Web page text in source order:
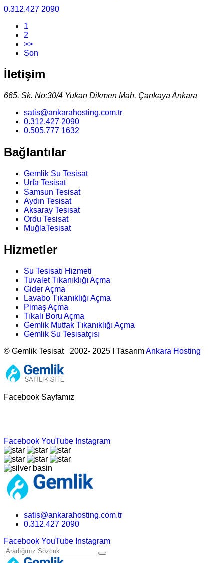
0.312.427 2090
1
2
>>
Son
İletişim
665. Sk. No:30/4 Yukarı Dikmen Mah. Çankaya Ankara
satis@ankarahosting.com.tr
0.312.427 2090
0.505.777 1632
Bağlantılar
Gemlik Su Tesisat
Urfa Tesisat
Samsun Tesisat
Aydın Tesisat
Aksaray Tesisat
Ordu Tesisat
MuğlaTesisat
Hizmetler
Su Tesisatı Hizmeti
Tuvalet Tıkanıklığı Açma
Gider Açma
Lavabo Tıkanıklığı Açma
Pimaş Açma
Tıkalı Boru Açma
Gemlik Mutfak Tıkanıklığı Açma
Gemlik Su Tesisatçısı
© Gemlik Tesisat 2002- 2025 I TasarımAnkara Hosting
Facebook Sayfamız
Facebook YouTube Instagram
satis@ankarahosting.com.tr
0.312.427 2090
Facebook YouTube Instagram